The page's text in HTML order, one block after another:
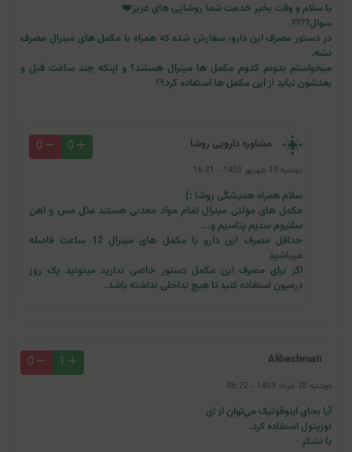
با سلام و وقت بخیر خدمت شما روشایی های عزیز❤️
سوال????
در دستور مصرف این دارو، سفارش شده که همراه با مکمل های مینرال مصرف
نشه.
میخواستم بدونم کدوم مکمل ها مینرال هستند؟ و اینکه چند ساعت قبل و
بعدشون نباید از این مکمل ها استفاده کرد؟؟
مشاوره دارویی روشا 0
0
دوشنبه 19 شهریور 1403 - 16:21
سلام همراه همیشگی روشا :)
مکمل های مولتی مینرال تمام مواد معدنی هستند مثل مس و اهن
سلنیوم سدیم پتاسیم و...
حداقل مصرف این دارو با مکمل های مینرال 12 ساعت فاصله
میباشید
اگر برای مصرف این مکمل دستور خاصی ندارید میتونید یک روز
درمیون استفاده کنید تا هیچ تداخلی نداشته باشد.
Aliheshmati
1
0
دوشنبه 28 خرداد 1403 - 06:22
آیا بجای اینوفولیک می‌توان از ای
نوزیتول استفاده کرد.
با تشکر